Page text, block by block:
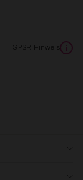
GPSR Hinweis i